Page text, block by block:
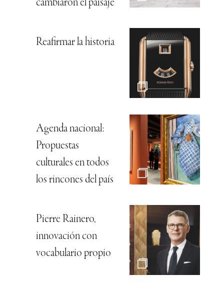
cambiaron el paisaje
Reafirmar la historia
Agenda nacional:
Propuestas
culturales en todos
los rincones del país
Pierre Rainero,
innovación con
vocabulario propio